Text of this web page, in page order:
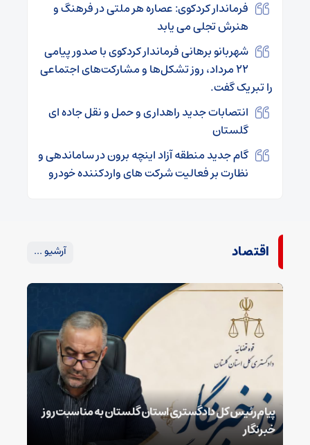
فرماندار کردکوی: عصاره هر ملتی در فرهنگ و
هنرش تجلی می یابد
شهربانو برهانی فرماندار کردکوی با صدور پیامی
۲۲ مرداد، روز تشکل‌ها و مشارکت‌های اجتماعی
را تبریک گفت.
انتصابات جدید راهداری و حمل و نقل جاده ای
گلستان
گام جدید منطقه آزاد اینچه‌ برون در ساماندهی و
نظارت بر فعالیت شرکت‌ های واردکننده خودرو
اقتصاد آرشیو ...
پیام رئیس کل دادگستری استان گلستان به مناسبت روز
خبرنگار